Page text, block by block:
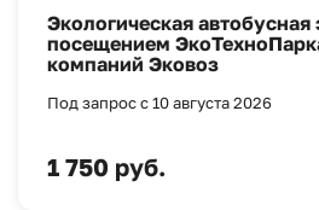
Экологическая автобусная
посещением
компаний Эковоз
Под запрос с 10 августа 2026
1 750 руб.